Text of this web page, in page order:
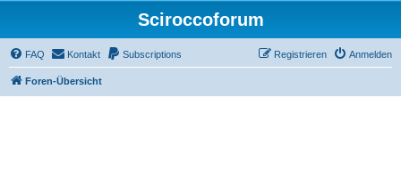
Sciroccoforum
FAQ Kontakt Subscriptions Anmelden
Registrieren
Foren-Übersicht